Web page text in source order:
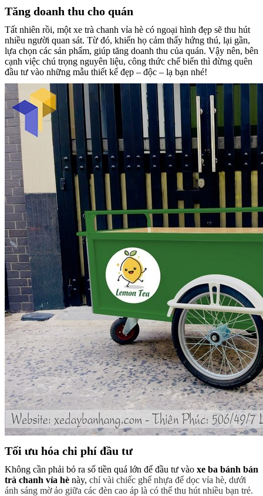
Tăng doanh thu cho quán
Tất nhiên rồi, một xe trà chanh vỉa hè có ngoại hình đẹp sẽ thu hút
nhiều người quan sát. Từ đó, khiến họ cảm thấy hứng thú, lại gần,
lựa chọn các sản phẩm, giúp tăng doanh thu của quán. Vậy nên, bên
cạnh việc chú trọng nguyên liệu, công thức chế biến thì đừng quên
đầu tư vào những mẫu thiết kế đẹp – độc – lạ bạn nhé!
Tối ưu hóa chi phí đầu tư
Không cần phải bỏ ra số tiền quá lớn để đầu tư vào xe ba bánh bán
trà chanh vỉa hè này, chỉ vài chiếc ghế nhựa để dọc vỉa hè, dưới
ánh sáng mờ ảo giữa các đèn cao áp là có thể thu hút nhiều bạn trẻ.